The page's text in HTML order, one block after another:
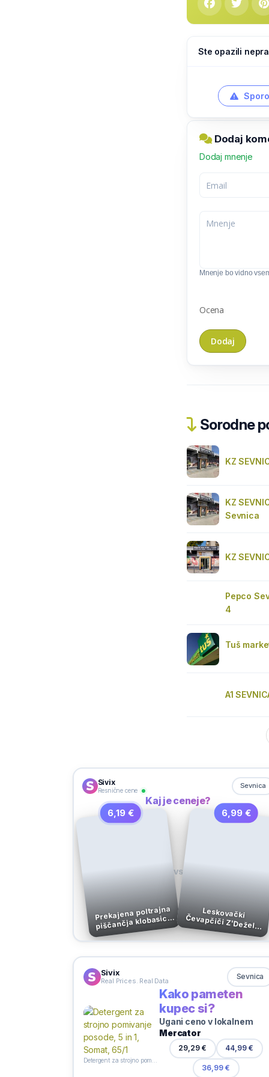
Ste opazili
Dodaj
Dodaj mnenje
Mnenje bo vidno
Ocena
Sorodne
KZ
KZ
Sevnica
KZ
Pepco
4
Tuš
A1
Sivix
Resnične cene
Sevnica
Kaj je ceneje?
6,19 €
Prekajena poltrajna
piščančja klobasica
s sirom, PP Piknik,
370 g
VS
6,99 €
Leskovački
Čevapčiči Z'Dežele 480 g Pakirano
Sivix
Real Prices. Real Data Sevnica
Kako pameten
kupec si?
Ugani ceno v lokalnem
Mercator
29,29 € 44,99 €
36,99 €